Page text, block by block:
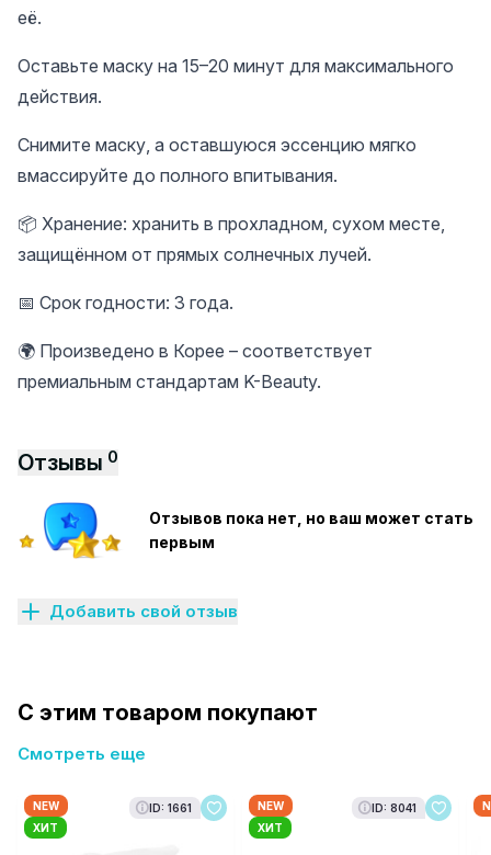
её.
Оставьте маску на 15–20 минут для максимального
действия.
Снимите маску, а оставшуюся эссенцию мягко
вмассируйте до полного впитывания.
📦 Хранение: хранить в прохладном, сухом месте,
защищённом от прямых солнечных лучей.
📅 Срок годности: 3 года.
🌍 Произведено в Корее – соответствует
премиальным стандартам K-Beauty.
Отзывы 0
Отзывов пока нет, но ваш может стать
первым
Добавить свой отзыв
С этим товаром покупают
Смотреть еще
NEW
ХИТ
ID: 1661
NEW
ХИТ
ID: 8041